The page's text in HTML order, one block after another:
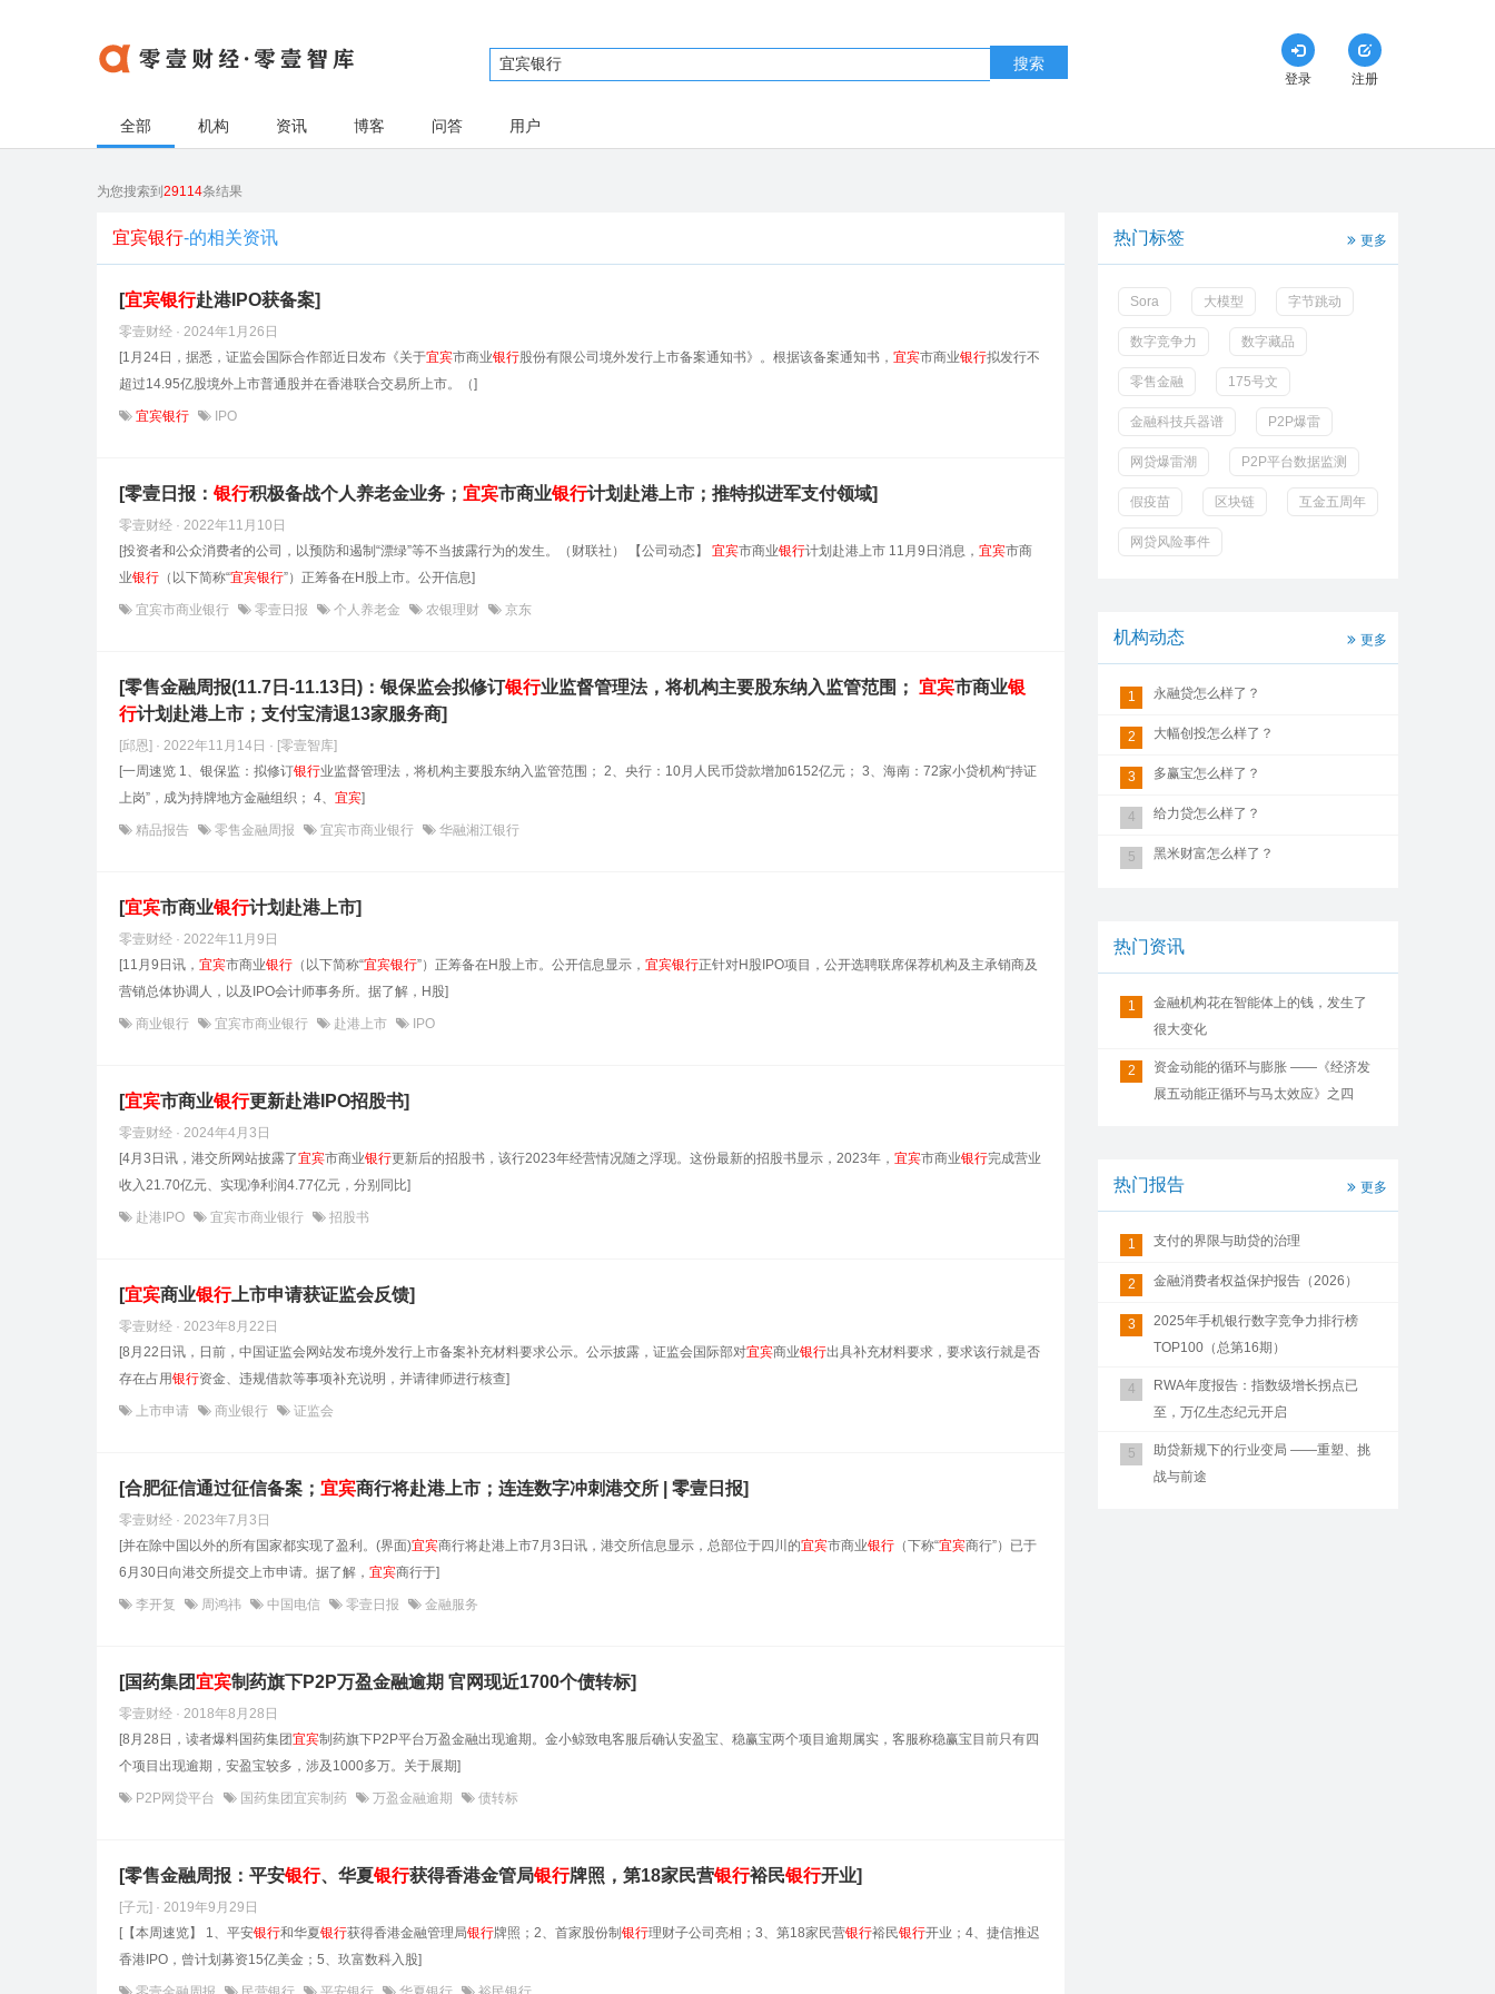
搜索
登录 注册
全部 机构 资讯 博客 问答 用户
为您搜索到 29114条结果
宜宾银行-的相关资讯
[宜宾银行赴港IPO获备案]
零壹财经 · 2024年1月26日
[1月24日，据悉，证监会国际合作部近日发布《关于宜宾市商业银行股份有限公司境外发行上市备案通知书》。根据该备案通知书， 宜宾市商业银行拟发行不
超过14.95亿股境外上市普通股并在香港联合交易所上市。（]
宜宾银行 IPO
[零壹日报：银行积极备战个人养老金业务； 宜宾市商业银行计划赴港上市；推特拟进军支付领域]
零壹财经 · 2022年11月10日
[投资者和公众消费者的公司，以预防和遏制“漂绿”等不当披露行为的发生。（财联社） 【公司动态】 宜宾市商业银行计划赴港上市 11月9日消息， 宜宾市商
业银行 （以下简称“宜宾银行”）正筹备在H股上市。公开信息]
宜宾市商业银行 零壹日报 个人养老金 农银理财 京东
[零售金融周报(11.7日-11.13日)：银保监会拟修订银行业监督管理法，将机构主要股东纳入监管范围； 宜宾市商业银
行计划赴港上市；支付宝清退13家服务商]
[邱恩] · 2022年11月14日 · [零壹智库]
[一周速览 1、银保监：拟修订银行业监督管理法，将机构主要股东纳入监管范围； 2、央行：10月人民币贷款增加6152亿元； 3、海南：72家小贷机构“持证
上岗”，成为持牌地方金融组织； 4、 宜宾]
精品报告 零售金融周报 宜宾市商业银行 华融湘江银行
[宜宾市商业银行计划赴港上市]
零壹财经 · 2022年11月9日
[11月9日讯， 宜宾市商业银行 （以下简称“宜宾银行”）正筹备在H股上市。公开信息显示， 宜宾银行正针对H股IPO项目，公开选聘联席保荐机构及主承销商及
营销总体协调人，以及IPO会计师事务所。据了解，H股]
商业银行 宜宾市商业银行 赴港上市 IPO
[宜宾市商业银行更新赴港IPO招股书]
零壹财经 · 2024年4月3日
[4月3日讯，港交所网站披露了宜宾市商业银行更新后的招股书，该行2023年经营情况随之浮现。这份最新的招股书显示，2023年， 宜宾市商业银行完成营业
收入21.70亿元、实现净利润4.77亿元，分别同比]
赴港IPO 宜宾市商业银行 招股书
[宜宾商业银行上市申请获证监会反馈]
零壹财经 · 2023年8月22日
[8月22日讯，日前，中国证监会网站发布境外发行上市备案补充材料要求公示。公示披露，证监会国际部对宜宾商业银行出具补充材料要求，要求该行就是否
存在占用银行资金、违规借款等事项补充说明，并请律师进行核查]
上市申请 商业银行 证监会
[合肥征信通过征信备案； 宜宾商行将赴港上市；连连数字冲刺港交所 | 零壹日报]
零壹财经 · 2023年7月3日
[并在除中国以外的所有国家都实现了盈利。(界面)宜宾商行将赴港上市7月3日讯，港交所信息显示，总部位于四川的宜宾市商业银行 （下称“宜宾商行”）已于
6月30日向港交所提交上市申请。据了解， 宜宾商行于]
李开复 周鸿祎 中国电信 零壹日报 金融服务
[国药集团宜宾制药旗下P2P万盈金融逾期 官网现近1700个债转标]
零壹财经 · 2018年8月28日
[8月28日，读者爆料国药集团宜宾制药旗下P2P平台万盈金融出现逾期。金小鲸致电客服后确认安盈宝、稳赢宝两个项目逾期属实，客服称稳赢宝目前只有四
个项目出现逾期，安盈宝较多，涉及1000多万。关于展期]
P2P网贷平台 国药集团宜宾制药 万盈金融逾期 债转标
[零售金融周报：平安银行、华夏银行获得香港金管局银行牌照，第18家民营银行裕民银行开业]
[子元] · 2019年9月29日
[【本周速览】 1、平安银行和华夏银行获得香港金融管理局银行牌照；2、首家股份制 银行理财子公司亮相；3、第18家民营银行裕民银行开业；4、捷信推迟
香港IPO，曾计划募资15亿美金；5、玖富数科入股]
热门标签 更多
Sora 大模型 字节跳动
数字竞争力 数字藏品
零售金融 175号文
金融科技兵器谱 P2P爆雷
网贷爆雷潮 P2P平台数据监测
假疫苗 区块链 互金五周年
网贷风险事件
机构动态 更多
1 永融贷怎么样了？
2 大幅创投怎么样了？
3 多赢宝怎么样了？
4 给力贷怎么样了？
5 黑米财富怎么样了？
热门资讯
1
金融机构花在智能体上的钱，发生了
很大变化
2
资金动能的循环与膨胀 ——《经济发
展五动能正循环与马太效应》之四
热门报告 更多
1 支付的界限与助贷的治理
2 金融消费者权益保护报告（2026）
3
2025年手机银行数字竞争力排行榜
TOP100（总第16期）
4
RWA年度报告：指数级增长拐点已
至，万亿生态纪元开启
5
助贷新规下的行业变局 ——重塑、挑
战与前途